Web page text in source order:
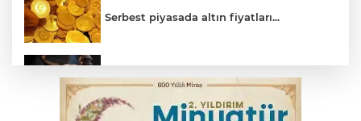
Serbest piyasada altın fiyatları...
Yargıtay’dan primle çalışanlara müjde